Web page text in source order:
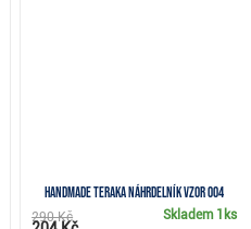
Handmade Teraka náhrdelník vzor 004
Skladem 1ks
290 Kč